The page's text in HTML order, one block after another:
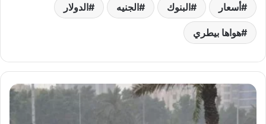
أسعار البنوك الجنيه الدولار
هواها بيطري
طقس
مائل
للحرارة